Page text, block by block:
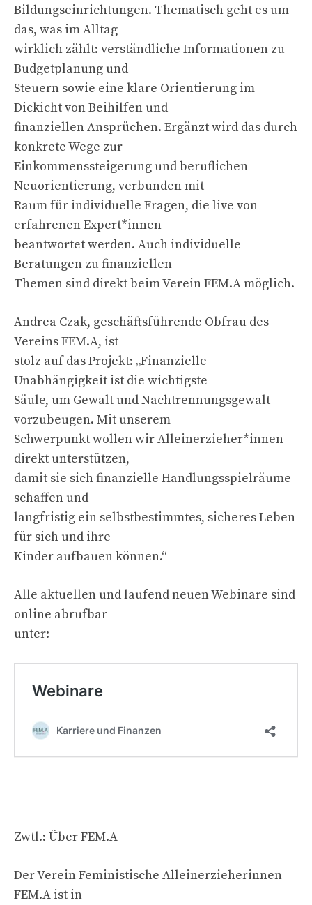
Bildungseinrichtungen. Thematisch geht es um
das, was im Alltag
wirklich zählt: verständliche Informationen zu
Budgetplanung und
Steuern sowie eine klare Orientierung im
Dickicht von Beihilfen und
finanziellen Ansprüchen. Ergänzt wird das durch
konkrete Wege zur
Einkommenssteigerung und beruflichen
Neuorientierung, verbunden mit
Raum für individuelle Fragen, die live von
erfahrenen Expert*innen
beantwortet werden. Auch individuelle
Beratungen zu finanziellen
Themen sind direkt beim Verein FEM.A möglich.
Andrea Czak, geschäftsführende Obfrau des
Vereins FEM.A, ist
stolz auf das Projekt: „Finanzielle
Unabhängigkeit ist die wichtigste
Säule, um Gewalt und Nachtrennungsgewalt
vorzubeugen. Mit unserem
Schwerpunkt wollen wir Alleinerzieher*innen
direkt unterstützen,
damit sie sich finanzielle Handlungsspielräume
schaffen und
langfristig ein selbstbestimmtes, sicheres Leben
für sich und ihre
Kinder aufbauen können.“
Alle aktuellen und laufend neuen Webinare sind
online abrufbar
unter:
Zwtl.: Über FEM.A
Der Verein Feministische Alleinerzieherinnen –
FEM.A ist in